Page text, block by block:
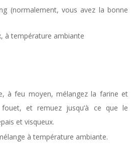
(normalement, vous avez la bonne
à température ambiante
à feu moyen, mélangez la farine et
fouet, et remuez jusqu’à ce que le
et visqueux.
à température ambiante.